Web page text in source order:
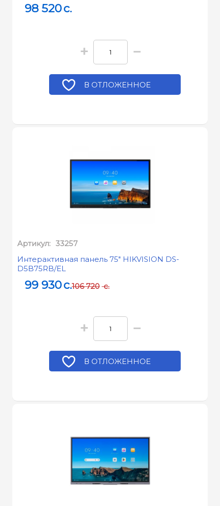
98 520c.
+ −
В ОТЛОЖЕННОЕ
Артикул: 33257
Интерактивная панель 75" HIKVISION DS-
D5B75RB/EL
99 930c.106 720 c.
+ −
В ОТЛОЖЕННОЕ